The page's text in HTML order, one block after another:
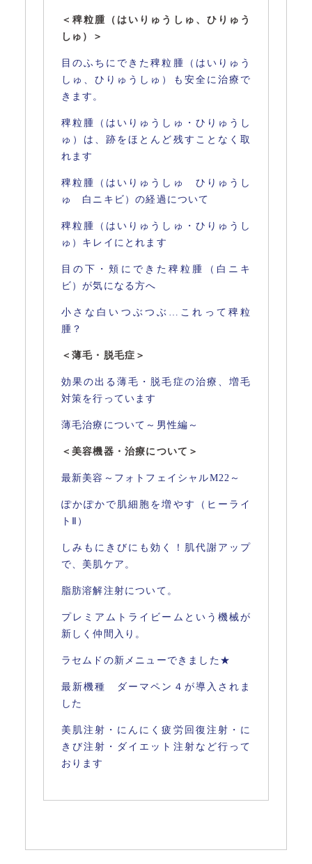
＜稗粒腫（はいりゅうしゅ、ひりゅう
しゅ）＞
目のふちにできた稗粒腫（はいりゅう
しゅ、ひりゅうしゅ）も安全に治療で
きます。
稗粒腫（はいりゅうしゅ・ひりゅうし
ゅ）は、跡をほとんど残すことなく取
れます
稗粒腫（はいりゅうしゅ ひりゅうし
ゅ 白ニキビ）の経過について
稗粒腫（はいりゅうしゅ・ひりゅうし
ゅ）キレイにとれます
目の下・頬にできた稗粒腫（白ニキ
ビ）が気になる方へ
小さな白いつぶつぶ…これって稗粒
腫？
＜薄毛・脱毛症＞
効果の出る薄毛・脱毛症の治療、増毛
対策を行っています
薄毛治療について～男性編～
＜美容機器・治療について＞
最新美容～フォトフェイシャルM22～
ぽかぽかで肌細胞を増やす（ヒーライ
トⅡ）
しみもにきびにも効く！肌代謝アップ
で、美肌ケア。
脂肪溶解注射について。
プレミアムトライビームという機械が
新しく仲間入り。
ラセムドの新メニューできました★
最新機種 ダーマペン４が導入されま
した
美肌注射・にんにく疲労回復注射・に
きび注射・ ダイエット注射など行って
おります